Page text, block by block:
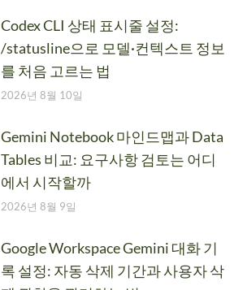
Codex CLI 상태 표시줄 설정:
/statusline으로 모델·컨텍스트 정보
를 처음 고르는 법
2026년 8월 10일
Gemini Notebook 마인드맵과 Data
Tables 비교: 요구사항 검토는 어디
에서 시작할까
2026년 8월 9일
Google Workspace Gemini 대화 기
록 설정: 자동 삭제 기간과 사용자 삭